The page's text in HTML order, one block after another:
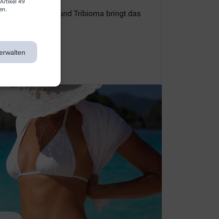
49
und Tribioma bringt das